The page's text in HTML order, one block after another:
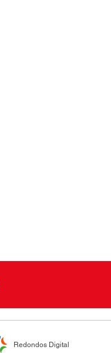
Redondos Digital